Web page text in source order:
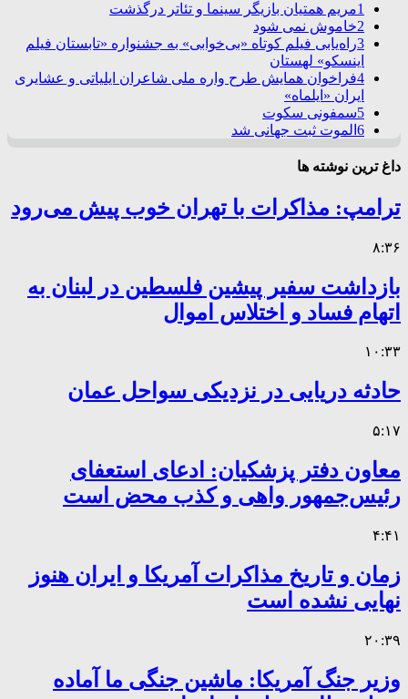
1مریم همتیان بازیگر سینما و تئاتر درگذشت
2خاموش نمی شود
3راه‌یابی فیلم کوتاه «بی‌خوابی» به جشنواره «تابستان فیلم
اینسکو» لهستان
4فراخوان همایش طرح واره ملی شاعران ایلیاتی و عشایری
ایران «ایلماه»
5سمفونی سکوت
6 الموت ثبت جهانی شد
داغ ترین نوشته ها
ترامپ: مذاکرات با تهران خوب پیش می‌رود
۸:۳۶
بازداشت سفیر پیشین فلسطین در لبنان به
اتهام فساد و اختلاس اموال
۱۰:۳۳
حادثه دریایی در نزدیکی سواحل عمان
۵:۱۷
معاون دفتر پزشکیان: ادعای استعفای
رئیس‌جمهور واهی و کذب محض است
۴:۴۱
زمان و تاریخ مذاکرات آمریکا و ایران هنوز
نهایی نشده است
۲۰:۳۹
وزیر جنگ آمریکا: ماشین جنگی ما آماده